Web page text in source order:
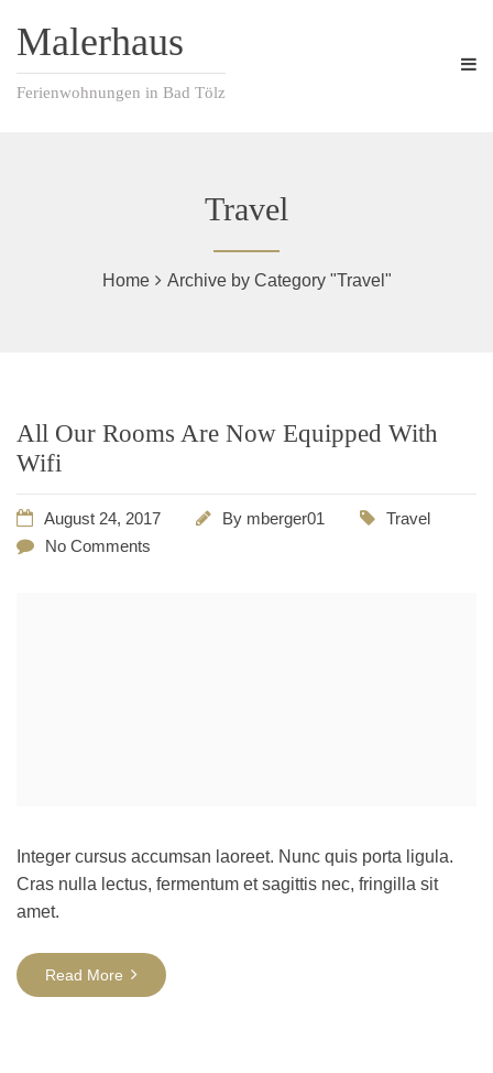
Malerhaus
Ferienwohnungen in Bad Tölz
Travel
Home Archive by Category "Travel"
All Our Rooms Are Now Equipped With
Wifi
August 24, 2017 By mberger01
Travel
No Comments
Integer cursus accumsan laoreet. Nunc quis porta ligula.
Cras nulla lectus, fermentum et sagittis nec, fringilla sit
amet.
Read More